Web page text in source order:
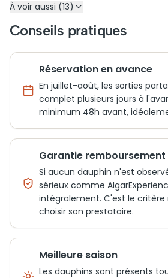
À voir aussi (13)
Conseils pratiques
Réservation en avance
En juillet-août, les sorties
complet plusieurs jours à
minimum 48h avant,
Garantie remboursement
Si aucun dauphin n'est
sérieux comme
intégralement. C'est le
choisir son prestataire.
Meilleure saison
Les dauphins sont présents